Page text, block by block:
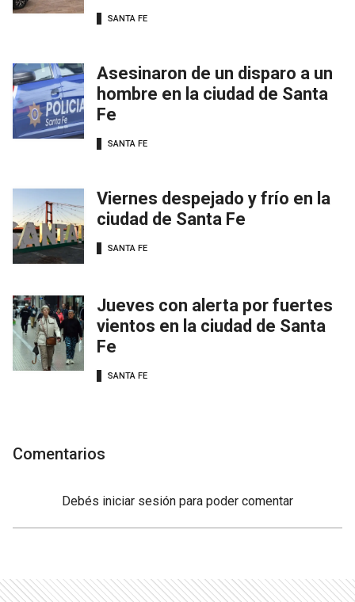
SANTA FE
Asesinaron de un disparo a un
hombre en la ciudad de Santa
Fe
SANTA FE
Viernes despejado y frío en la
ciudad de Santa Fe
SANTA FE
Jueves con alerta por fuertes
vientos en la ciudad de Santa
Fe
SANTA FE
Comentarios
Debés iniciar sesión para poder comentar